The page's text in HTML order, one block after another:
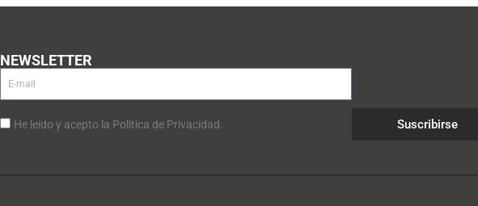
NEWSLETTER
He leído y acepto la Política de Privacidad. Suscribirse